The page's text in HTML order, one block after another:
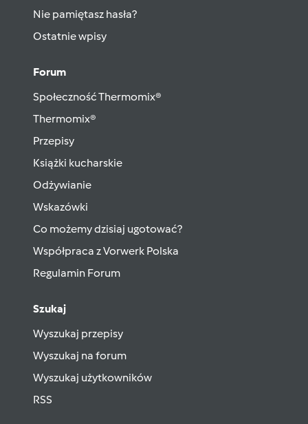
Nie pamiętasz hasła?
Ostatnie wpisy
Forum
Społeczność Thermomix®
Thermomix®
Przepisy
Książki kucharskie
Odżywianie
Wskazówki
Co możemy dzisiaj ugotować?
Współpraca z Vorwerk Polska
Regulamin Forum
Szukaj
Wyszukaj przepisy
Wyszukaj na forum
Wyszukaj użytkowników
RSS